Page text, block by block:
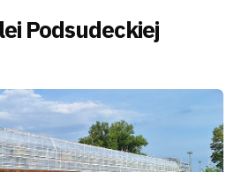
Podsudeckiej